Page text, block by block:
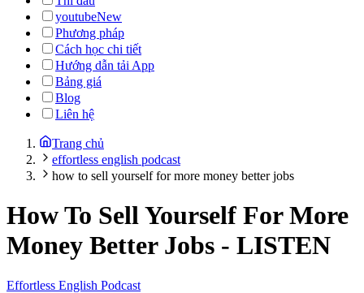
youtubeNew
Phương pháp
Cách học chi tiết
Hướng dẫn tải App
Bảng giá
Blog
Liên hệ
Trang chủ
effortless english podcast
how to sell yourself for more money better jobs
How To Sell Yourself For More
Money Better Jobs - LISTEN
Effortless English Podcast